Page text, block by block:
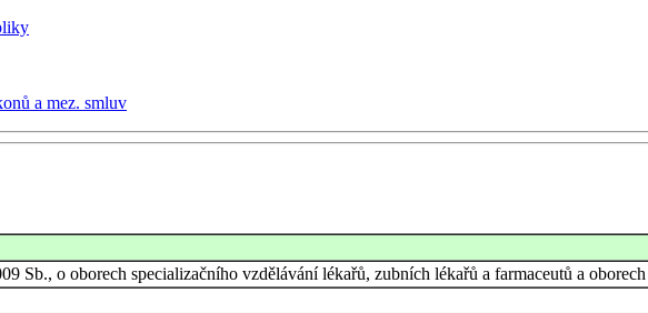
a mez. smluv
Sb., o oborech specializačního vzdělávání lékařů, zubních lékařů a farmaceutů a